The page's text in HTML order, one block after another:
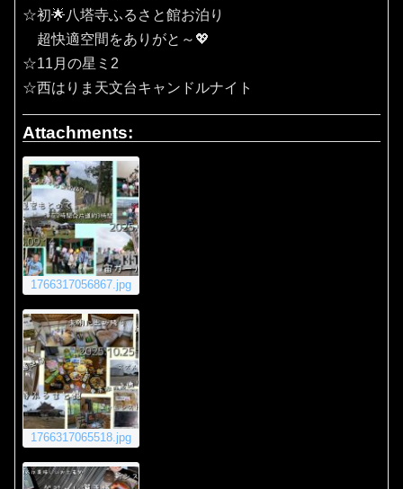
☆初🌟八塔寺ふるさと館お泊り
超快適空間をありがと～💖
☆11月の星ミ2
☆西はりま天文台キャンドルナイト
Attachments:
1766317056867.jpg
1766317065518.jpg